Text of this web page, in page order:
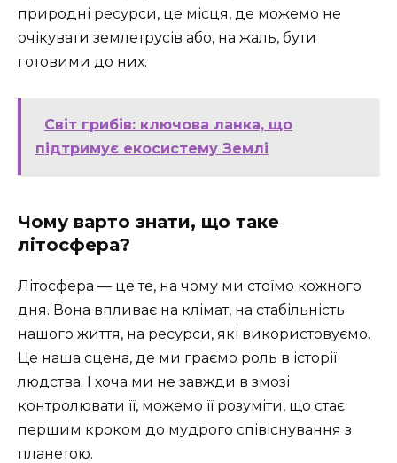
природні ресурси, це місця, де можемо не
очікувати землетрусів або, на жаль, бути
готовими до них.
Світ грибів: ключова ланка, що
підтримує екосистему Землі
Чому варто знати, що таке
літосфера?
Літосфера — це те, на чому ми стоїмо кожного
дня. Вона впливає на клімат, на стабільність
нашого життя, на ресурси, які використовуємо.
Це наша сцена, де ми граємо роль в історії
людства. І хоча ми не завжди в змозі
контролювати її, можемо її розуміти, що стає
першим кроком до мудрого співіснування з
планетою.